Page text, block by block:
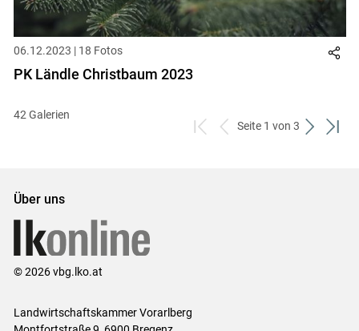
06.12.2023 | 18 Fotos
PK Ländle Christbaum 2023
zum
zurück
Seite 1 von 3
weiterzum
42 Galerien
Über uns
© 2026 vbg.lko.at
Landwirtschaftskammer Vorarlberg